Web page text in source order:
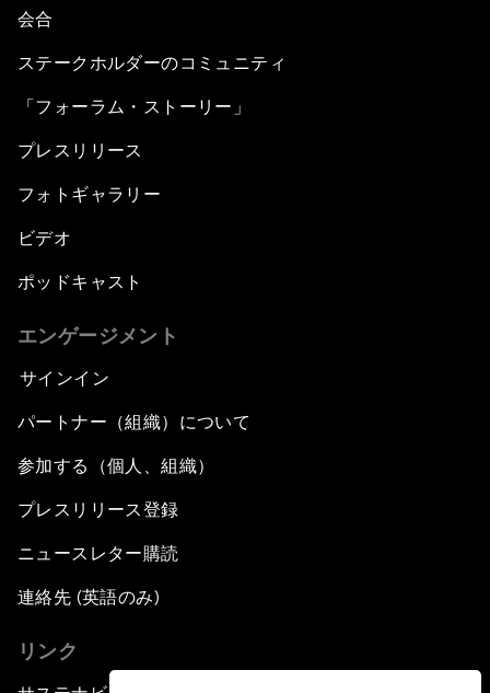
会合
ステークホルダーのコミュニティ
「フォーラム・ストーリー」
プレスリリース
フォトギャラリー
ビデオ
ポッドキャスト
エンゲージメント
サインイン
パートナー（組織）について
参加する（個人、組織）
プレスリリース登録
ニュースレター購読
連絡先 (英語のみ)
リンク